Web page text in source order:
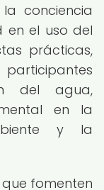
conciencia
en el uso del
prácticas,
del agua,
en la
y la
fomenten